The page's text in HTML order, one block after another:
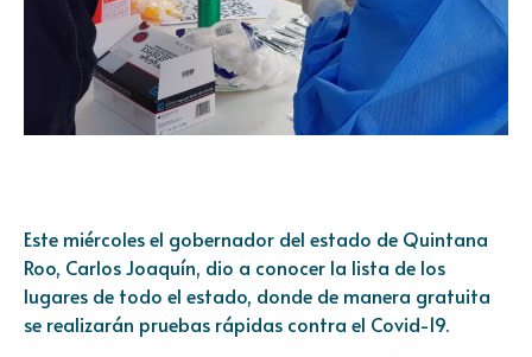
Este miércoles el gobernador del estado de Quintana
Roo, Carlos Joaquín, dio a conocer la lista de los
lugares de todo el estado, donde de manera gratuita
se realizarán pruebas rápidas contra el Covid-19.